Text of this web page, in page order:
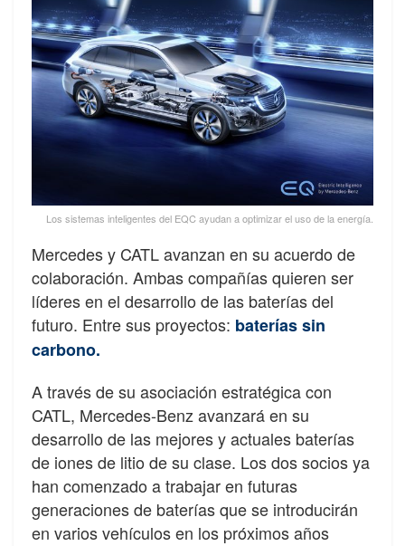
Los sistemas inteligentes del EQC ayudan a optimizar el uso de la energía.
Mercedes y CATL avanzan en su acuerdo de
colaboración. Ambas compañías quieren ser
líderes en el desarrollo de las baterías del
futuro. Entre sus proyectos: baterías sin
carbono.
A través de su asociación estratégica con
CATL, Mercedes-Benz avanzará en su
desarrollo de las mejores y actuales baterías
de iones de litio de su clase. Los dos socios ya
han comenzado a trabajar en futuras
generaciones de baterías que se introducirán
en varios vehículos en los próximos años